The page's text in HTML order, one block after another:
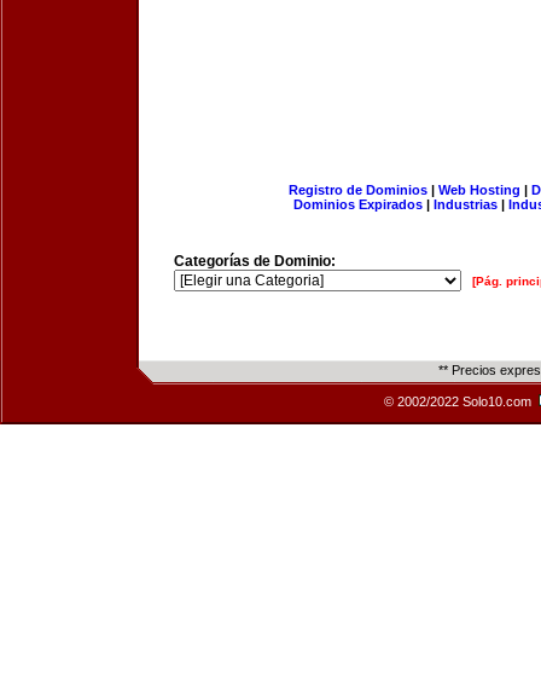
Registro de Dominios| Web Hosting |
Dominios Expirados | Industrias |
Categorías de Dominio:
[Pág.
** Precios
© 2002/2022 Solo10.com